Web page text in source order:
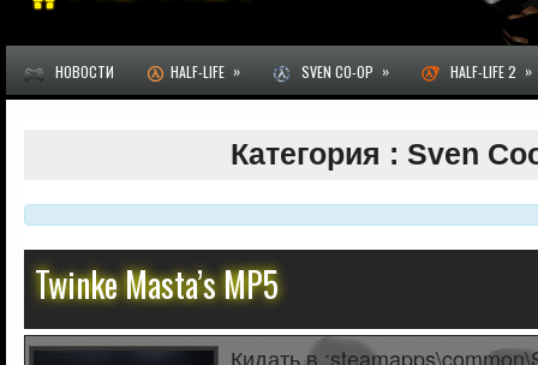
НОВОСТИ HALF-LIFE » SVEN CO-OP » HALF-LIFE 2 »
Категория : Sven
Twinke Masta’s MP5
Кидать в